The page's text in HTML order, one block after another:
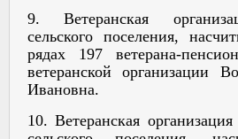
9. Ветеранская
сельского поселения,
рядах 197 ветерана-
ветеранской организации
Ивановна.
10. Ветеранская